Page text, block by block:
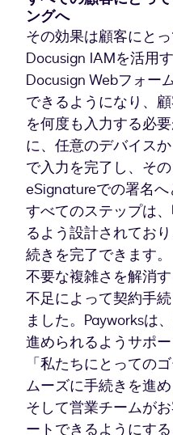
ングへ
その効果は顧客にとっ
Docusign IAMを活用
Docusign Webフォー
できるようになり、
を何度も入力する必
に、任意のデバイス
で入力を完了し、そ
eSignatureでの署名へ
すべてのステップは
るよう設計されてお
続きを完了できます。
不要な複雑さを解消
不足によって契約手
ました。Payworksは
進められるようサポー
「私たちにとっての
ムーズに手続きを進
そして営業チームが
ートできるようにす